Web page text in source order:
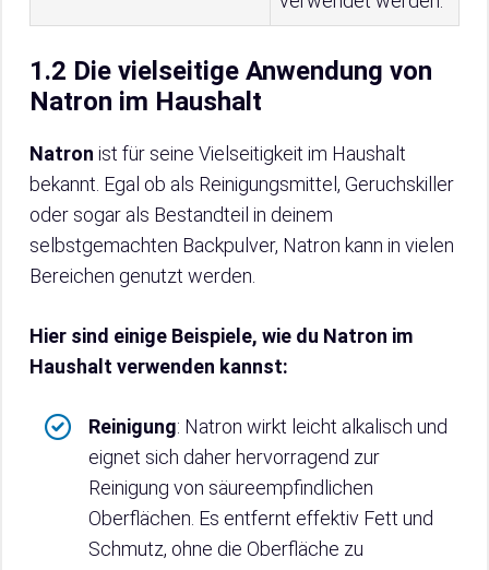
1.2 Die vielseitige Anwendung von
Natron im Haushalt
Natron ist für seine Vielseitigkeit im Haushalt
bekannt. Egal ob als Reinigungsmittel, Geruchskiller
oder sogar als Bestandteil in deinem
selbstgemachten Backpulver, Natron kann in vielen
Bereichen genutzt werden.
Hier sind einige Beispiele, wie du Natron im
Haushalt verwenden kannst:
Reinigung: Natron wirkt leicht alkalisch und
eignet sich daher hervorragend zur
Reinigung von säureempfindlichen
Oberflächen. Es entfernt effektiv Fett und
Schmutz, ohne die Oberfläche zu